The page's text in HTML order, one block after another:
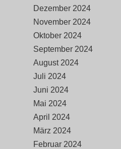
Dezember 2024
November 2024
Oktober 2024
September 2024
August 2024
Juli 2024
Juni 2024
Mai 2024
April 2024
März 2024
Februar 2024